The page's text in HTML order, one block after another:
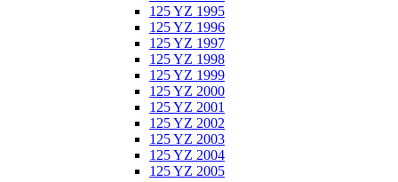
125 YZ 1995
125 YZ 1996
125 YZ 1997
125 YZ 1998
125 YZ 1999
125 YZ 2000
125 YZ 2001
125 YZ 2002
125 YZ 2003
125 YZ 2004
125 YZ 2005